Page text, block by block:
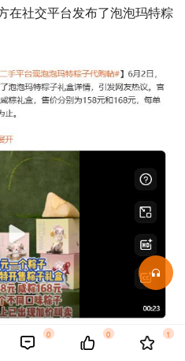
在社交平台发布了泡泡玛特粽
和168元。
0 0 1